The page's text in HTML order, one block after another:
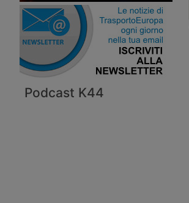
Podcast K44